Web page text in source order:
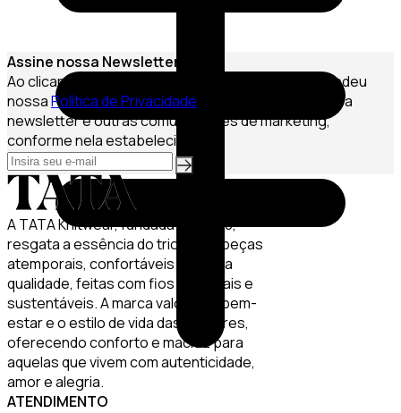
Assine nossa Newsletter
Ao clicar em Assinar, você confirma que leu e entendeu
nossaPolítica de Privacidade e que deseja receber a
newsletter e outras comunicações de marketing,
conforme nela estabelecido.
A TATA Knitwear, fundada em 2020,
resgata a essência do tricô com peças
atemporais, confortáveis e de alta
qualidade, feitas com fios especiais e
sustentáveis. A marca valoriza o bem-
estar e o estilo de vida das mulheres,
oferecendo conforto e maciez para
aquelas que vivem com autenticidade,
amor e alegria.
ATENDIMENTO